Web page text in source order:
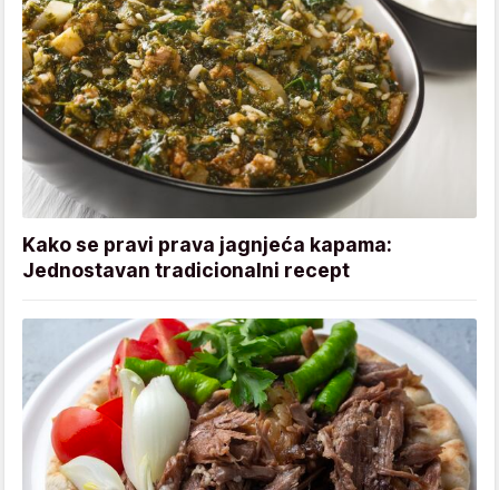
Kako se pravi prava jagnjeća kapama:
Jednostavan tradicionalni recept